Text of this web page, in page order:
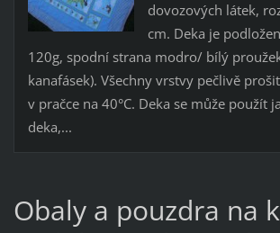
dovozových látek,
cm. Deka je
120g, spodní strana modro/ bílý
kanafásek). Všechny vrstvy pečlivě
v pračce na 40°C. Deka se může použít
deka,...
Obaly a pouzdra na